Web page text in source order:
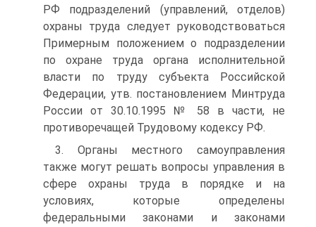
РФ подразделений (управлений, отделов)
охраны труда следует руководствоваться
Примерным положением о подразделении
по охране труда органа исполнительной
власти по труду субъекта Российской
Федерации, утв. постановлением Минтруда
России от 30.10.1995 № 58 в части, не
противоречащей Трудовому кодексу РФ.
3. Органы местного самоуправления
также могут решать вопросы управления в
сфере охраны труда в порядке и на
условиях, которые определены
федеральными законами и законами